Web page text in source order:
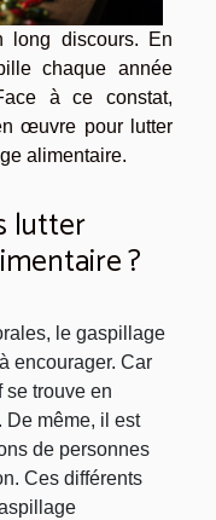
long discours. En
chaque année
à ce constat,
œuvre pour lutter
alimentaire.
lutter
?
le gaspillage
encourager. Car
se trouve en
De même, il est
de personnes
Ces différents